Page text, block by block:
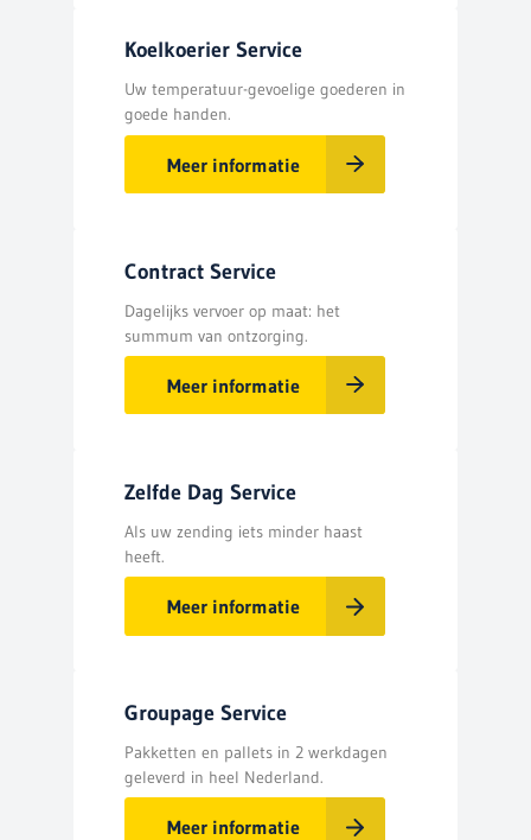
Koelkoerier Service
Uw temperatuur-gevoelige goederen in
goede handen.
Meer informatie
Contract Service
Dagelijks vervoer op maat: het
summum van ontzorging.
Meer informatie
Zelfde Dag Service
Als uw zending iets minder haast
heeft.
Meer informatie
Groupage Service
Pakketten en pallets in 2 werkdagen
geleverd in heel Nederland.
Meer informatie